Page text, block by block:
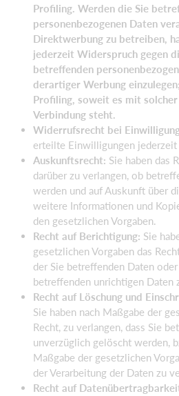
Profiling. Werden die Sie
personenbezogenen Daten
Direktwerbung zu betreiben,
jederzeit Widerspruch gegen
betreffenden
derartiger Werbung
Profiling, soweit es mit
Verbindung steht.
Widerrufsrecht bei
erteilte Einwilligungen
Auskunftsrecht: Sie haben das
darüber zu verlangen, ob
werden und auf Auskunft über
weitere Informationen und
den gesetzlichen Vorgaben.
Recht auf Berichtigung: Sie
gesetzlichen Vorgaben das
der Sie betreffenden Daten
betreffenden unrichtigen Daten
Recht auf Löschung und
Sie haben nach Maßgabe der
Recht, zu verlangen, dass Sie
unverzüglich gelöscht werden,
Maßgabe der gesetzlichen
der Verarbeitung der Daten zu
Recht auf